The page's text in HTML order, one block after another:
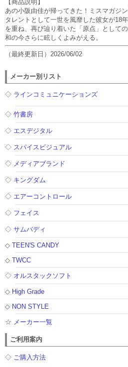
【商品説明】
あの小阪由佳が帰ってきた！ミスマガジ
タレントとして一世を風靡した彼女が18
を重ね、再び辿り着いた「原点」として
和の今さらに眩しくよみがえる。
（最終更新日）2026/06/02
メーカー別リスト
◇ ラインコミュニケーションズ
◇竹書房
◇ エスデジタル
◇ スパイスビジュアル
◇ メディアブランド
◇ キングダム
◇ エアーコントロール
◇ フェイス
◇サムバディ
◇TEEN'S CANDY
◇TWCC
◇ オルスタックソフト
◇ High Grade
◇ NON STYLE
☆ メーカー一覧
ご利用案内
◇ ご購入方法